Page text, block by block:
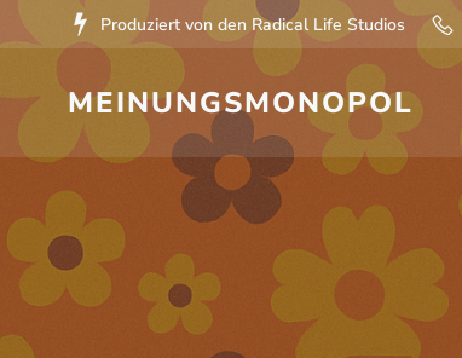
Zum
Inhalt
Produziert von den Radical Life Studios
MEINUNGSMONOPOL